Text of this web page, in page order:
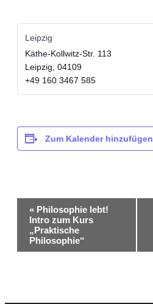
Leipzig
Käthe-Kollwitz-Str. 113
Leipzig 04109
+49 160 3467 585
Zum Kalender hinzufügen
Veranstaltung-
Navigation
« Philosophie lebt!
Intro zum Kurs
„Praktische
Philosophie“